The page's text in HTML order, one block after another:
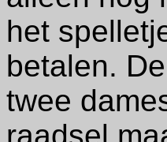
het
betalen.
twee